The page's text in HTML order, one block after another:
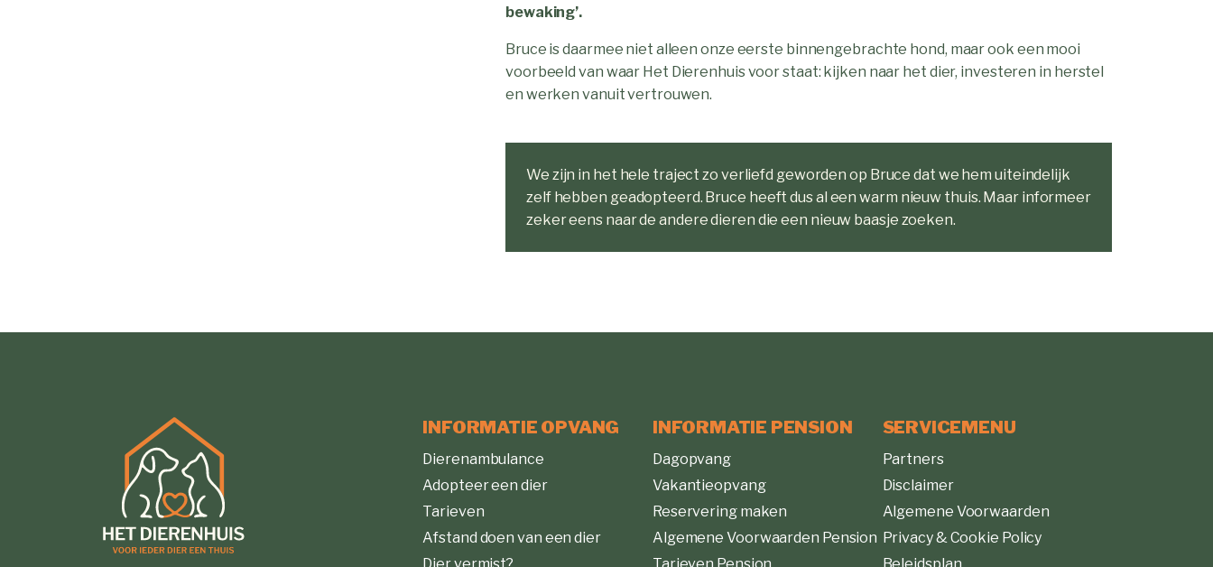
bewaking’.
Bruce is daarmee niet alleen onze eerste binnengebrachte hond, maar ook een mooi
voorbeeld van waar Het Dierenhuis voor staat: kijken naar het dier, investeren in herstel
en werken vanuit vertrouwen.
We zijn in het hele traject zo verliefd geworden op Bruce dat we hem uiteindelijk
zelf hebben geadopteerd. Bruce heeft dus al een warm nieuw thuis. Maar informeer
zeker eens naar de andere dieren die een nieuw baasje zoeken.
INFORMATIE OPVANG
Dierenambulance
Adopteer een dier
Tarieven
Afstand doen van een dier
Dier vermist?
INFORMATIE PENSION
Dagopvang
Vakantieopvang
Reservering maken
Algemene Voorwaarden Pension
Tarieven Pension
SERVICEMENU
Partners
Disclaimer
Algemene Voorwaarden
Privacy & Cookie Policy
Beleidsplan